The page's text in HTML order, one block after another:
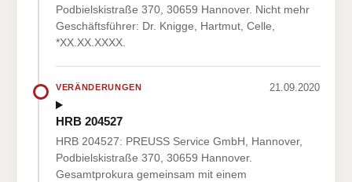
Podbielskistraße 370, 30659 Hannover. Nicht mehr
Geschäftsführer: Dr. Knigge, Hartmut, Celle,
*XX.XX.XXXX.
VERÄNDERUNGEN 21.09.2020
HRB 204527
HRB 204527: PREUSS Service GmbH, Hannover,
Podbielskistraße 370, 30659 Hannover.
Gesamtprokura gemeinsam mit einem